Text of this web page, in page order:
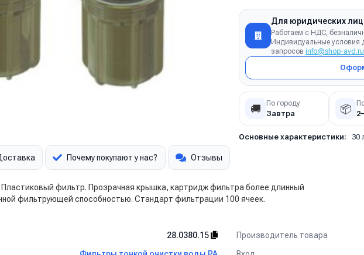
Для юридических лиц
Работаем с НДС,
Индивидуальные условия
запросов info@shop-avd.ru
🚚 По городу
Завтра 📦
Основные характеристики: 30
Почему покупают у нас? Отзывы
фильтр. Прозрачная крышка, картридж фильтра более длинный
фильтрующей способностью. Стандарт фильтрации 100 ячеек.
28.0380.15 Производитель товара